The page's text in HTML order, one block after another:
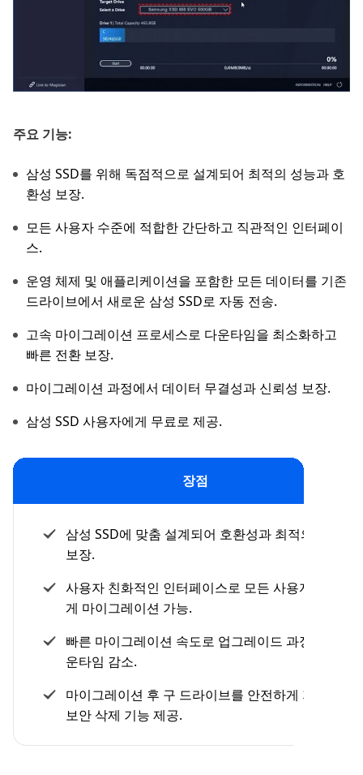
주요 기능:
삼성 SSD를 위해 독점적으로 설계되어 최적의 성능과 호
환성 보장.
모든 사용자 수준에 적합한 간단하고 직관적인 인터페이
스.
운영 체제 및 애플리케이션을 포함한 모든 데이터를 기존
드라이브에서 새로운 삼성 SSD로 자동 전송.
고속 마이그레이션 프로세스로 다운타임을 최소화하고
빠른 전환 보장.
마이그레이션 과정에서 데이터 무결성과 신뢰성 보장.
삼성 SSD 사용자에게 무료로 제공.
장점
삼성 SSD에 맞춤 설계되어 호환성과 최적의 성능
보장.
사용자 친화적인 인터페이스로 모든 사용자가 쉽
게 마이그레이션 가능.
빠른 마이그레이션 속도로 업그레이드 과정 중 다
운타임 감소.
마이그레이션 후 구 드라이브를 안전하게 지우는
보안 삭제 기능 제공.